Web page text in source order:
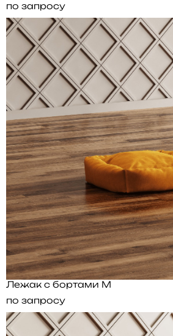
по запросу
Лежак с бортами M
по запросу